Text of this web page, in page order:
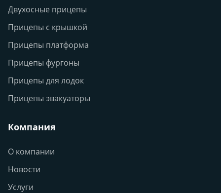
Двухосные прицепы
Прицепы с крышкой
Прицепы платформа
Прицепы фургоны
Прицепы для лодок
Прицепы эвакуаторы
Компания
О компании
Новости
Услуги